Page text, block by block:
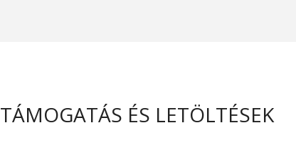
TÁMOGATÁS ÉS LETÖLTÉSEK